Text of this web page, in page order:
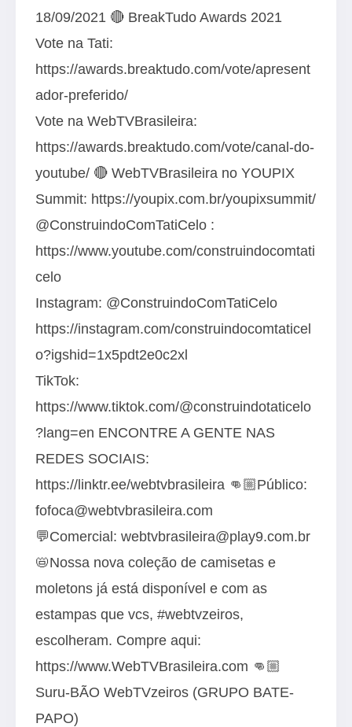
18/09/2021 🔴 BreakTudo Awards 2021
Vote na Tati:
https://awards.breaktudo.com/vote/apresent
ador-preferido/
Vote na WebTVBrasileira:
https://awards.breaktudo.com/vote/canal-do-
youtube/ 🔴 WebTVBrasileira no YOUPIX
Summit: https://youpix.com.br/youpixsummit/
@ConstruindoComTatiCelo :
https://www.youtube.com/construindocomtati
celo
Instagram: @ConstruindoComTatiCelo
https://instagram.com/construindocomtaticel
o?igshid=1x5pdt2e0c2xl
TikTok:
https://www.tiktok.com/@construindotaticelo
?lang=en ENCONTRE A GENTE NAS
REDES SOCIAIS:
https://linktr.ee/webtvbrasileira 👊🏼Público:
fofoca@webtvbrasileira.com
💬Comercial: webtvbrasileira@play9.com.br
📛Nossa nova coleção de camisetas e
moletons já está disponível e com as
estampas que vcs, #webtvzeiros,
escolheram. Compre aqui:
https://www.WebTVBrasileira.com 👊🏼
Suru-BÃO WebTVzeiros (GRUPO BATE-
PAPO)